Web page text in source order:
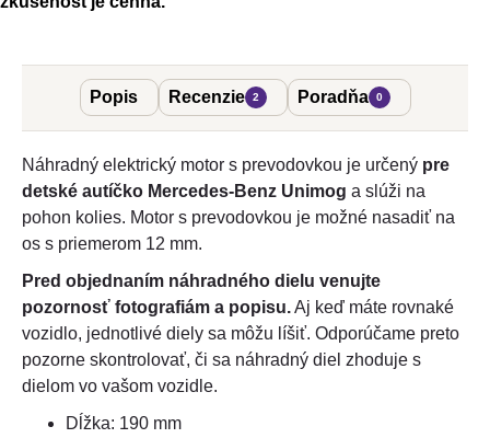
Popis Recenzie 2 Poradňa 0
Náhradný elektrický motor s prevodovkou je určený pre
detské autíčko Mercedes-Benz Unimog a slúži na
pohon kolies. Motor s prevodovkou je možné nasadiť na
os s priemerom 12 mm.
Pred objednaním náhradného dielu venujte
pozornosť fotografiám a popisu.Aj keď máte rovnaké
vozidlo, jednotlivé diely sa môžu líšiť. Odporúčame preto
pozorne skontrolovať, či sa náhradný diel zhoduje s
dielom vo vašom vozidle.
Dĺžka: 190 mm